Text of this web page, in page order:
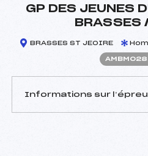
GP DES JEUNES
BRASSES
BRASSES ST JEOIRE
Informations sur